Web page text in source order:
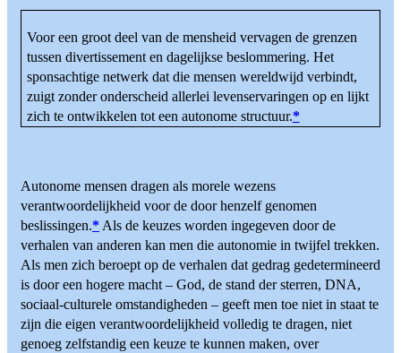
Voor een groot deel van de mensheid vervagen de grenzen
tussen divertissement en dagelijkse beslommering. Het
sponsachtige netwerk dat die mensen wereldwijd verbindt,
zuigt zonder onderscheid allerlei levenservaringen op en lijkt
zich te ontwikkelen tot een autonome structuur.*
Autonome mensen dragen als morele wezens
verantwoordelijkheid voor de door henzelf genomen
beslissingen.* Als de keuzes worden ingegeven door de
verhalen van anderen kan men die autonomie in twijfel trekken.
Als men zich beroept op de verhalen dat gedrag gedetermineerd
is door een hogere macht – God, de stand der sterren, DNA,
sociaal-culturele omstandigheden – geeft men toe niet in staat te
zijn die eigen verantwoordelijkheid volledig te dragen, niet
genoeg zelfstandig een keuze te kunnen maken, over